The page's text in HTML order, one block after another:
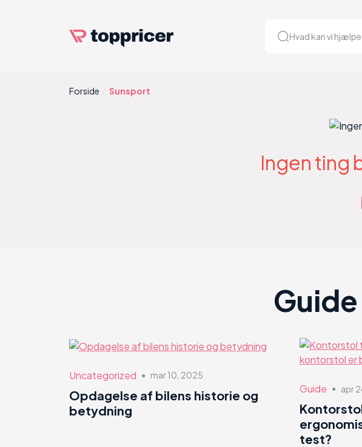
Hvad kan vi
Forside Sunsport
Ingen ting
Uncategorized ● mar 10, 2025
Opdagelse af bilens historie og
betydning
Guide ● apr
test?